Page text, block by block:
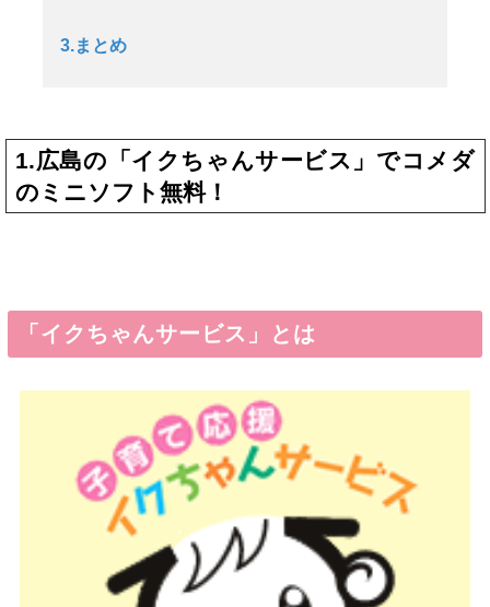
3.まとめ
1.広島の「イクちゃんサービス」でコメダ
のミニソフト無料！
「イクちゃんサービス」とは